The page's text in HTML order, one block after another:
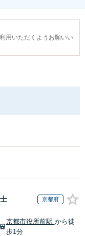
用いただくようお願いい
京都府
京都市役所前駅 から徒
歩1分